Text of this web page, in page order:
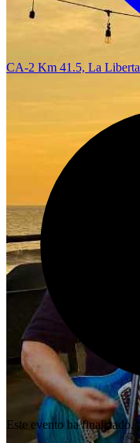
CA-2 Km 41.5, La
Este evento ha finalizado.